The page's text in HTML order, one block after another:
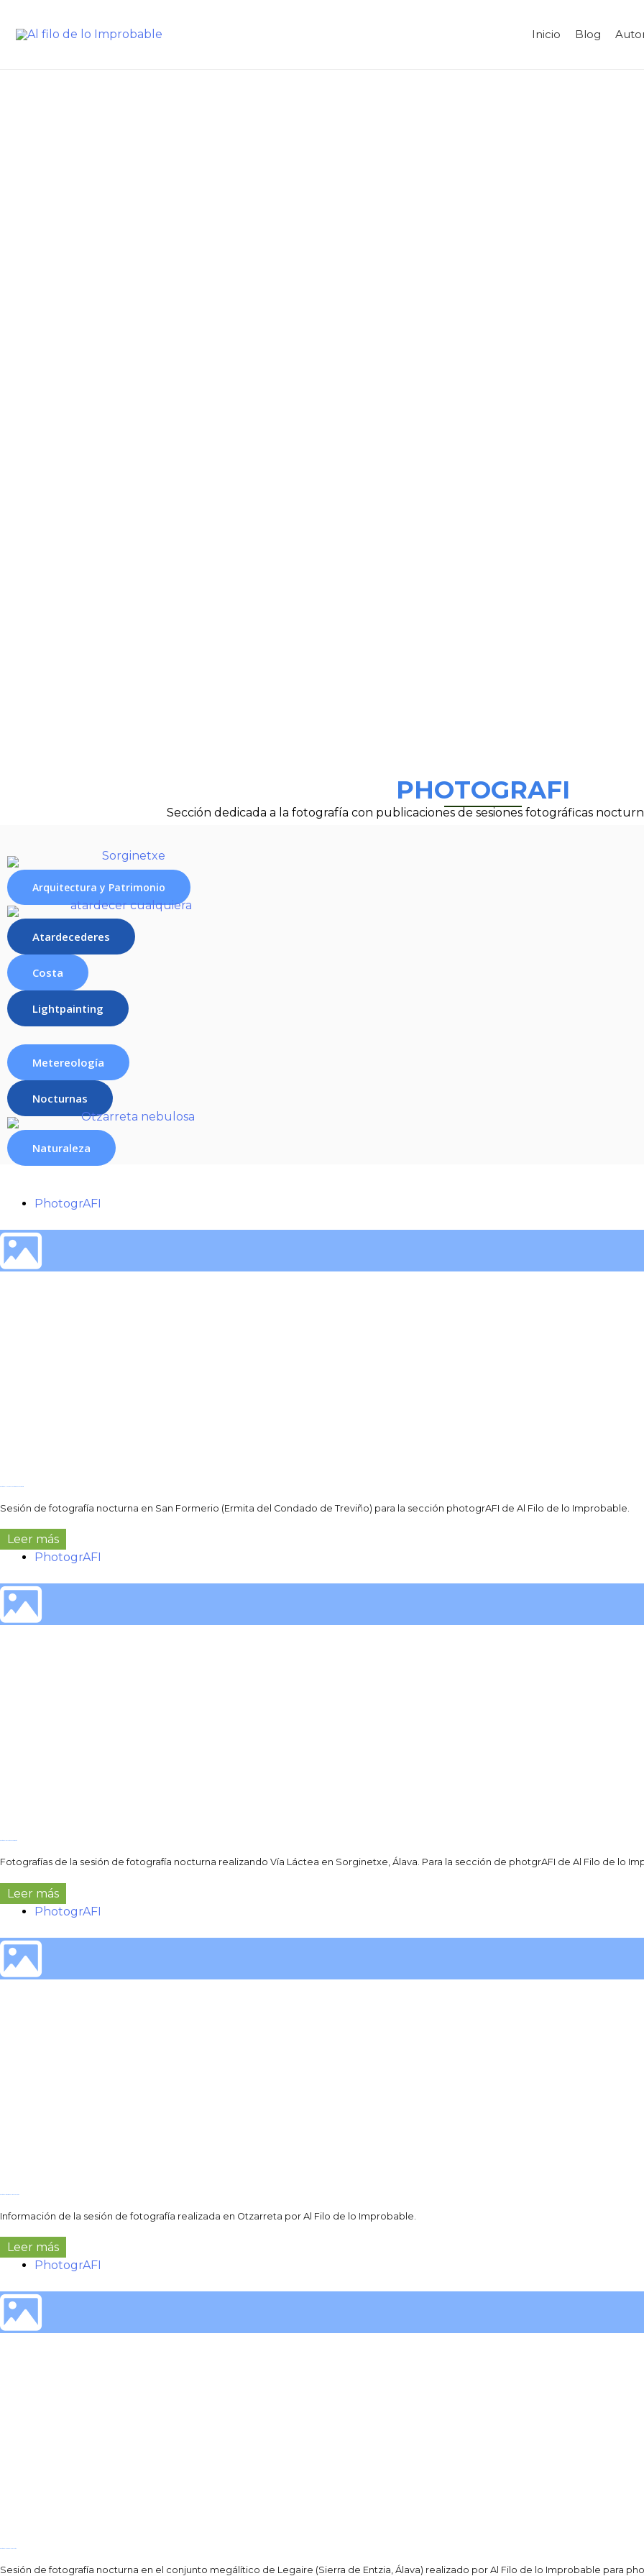
Inicio Blog
PHOTOGRAFI
Sección dedicada a la fotografía con publicaciones de sesiones fotográficas
Arquitectura y Patrimonio​
Atardecederes
Costa
Lightpainting
Metereología
Nocturnas
Naturaleza
PhotogrAFI
Sesión de fotografía nocturna en San Formerio (Ermita del Condado de Treviño) para la sección photogrAFI de Al Filo de lo Improbable.
Leer más
PhotogrAFI
Fotografías de la sesión de fotografía nocturna realizando Vía Láctea en Sorginetxe, Álava. Para la sección de photgrAFI de Al Filo de lo
Leer más
PhotogrAFI
Información de la sesión de fotografía realizada en Otzarreta por Al Filo de lo Improbable.
Leer más
PhotogrAFI
Sesión de fotografía nocturna en el conjunto megálítico de Legaire (Sierra de Entzia, Álava) realizado por Al Filo de lo Improbable para